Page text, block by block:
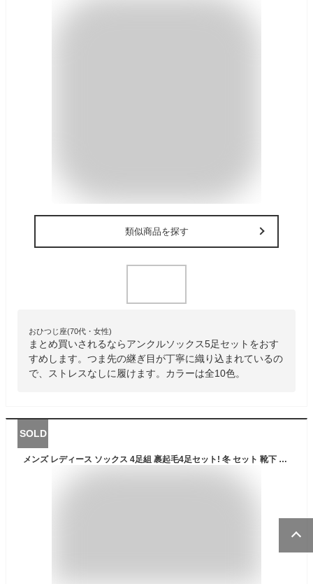
類似商品を探す
おひつじ座(70代・女性)
まとめ買いされるならアンクルソックス5足セットをおす
すめします。つま先の継ぎ目が丁寧に織り込まれているの
で、ストレスなしに履けます。カラーは全10色。
SOLD
メンズ レディース ソックス 4足組 裹起毛4足セット! 冬 セット 靴下 靴下 無地 厚手 ビジネスソックス ゆったり 綿 あったか レディース ハイソックス メンズ靴下 男靴下 レディース靴下 ソックスメンズ くつした ソックス足組 コットン